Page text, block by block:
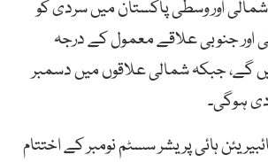
شمالی اور وسطی پاکستان میں سردی کو
اور جنوبی علاقے معمول کے درجہ
گے، جبکہ شمالی علاقوں میں دسمبر
ہوگی۔
ہائی پریشر سسٹم نومبر کے اختتام